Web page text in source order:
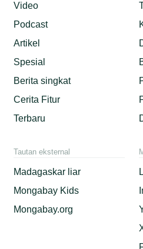
Video
Podcast
Artikel
Spesial
Berita singkat
Cerita Fitur
Terbaru
Tautan eksternal
Madagaskar liar
Mongabay Kids
Mongabay.org